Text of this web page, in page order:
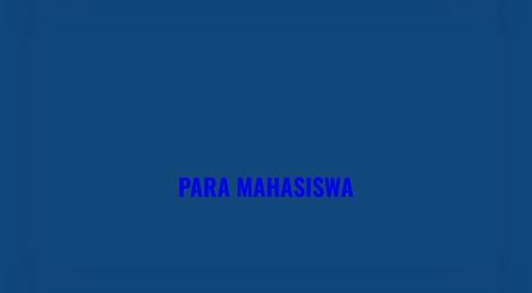
PARA MAHASISWA